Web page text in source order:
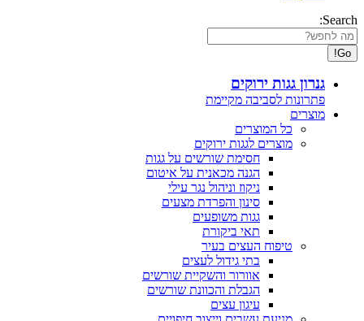
Search:
גנרון גגות ירוקים
פתרונות לסביבה מקיימת
מוצרים
כל המוצרים
מוצרים לגגות ירוקים
חסימת שורשים על גגות
הגנה מכאנית על איטום
ניקוז וניהול נגר עילי
סינון והפרדת מצעים
גגות משופעים
תאי ביקורת
טיפוח העצים בעיר
בתי גידול לעצים
אוורור והשקיית שורשים
הגבלת והכוונת שורשים
עיגון עצים